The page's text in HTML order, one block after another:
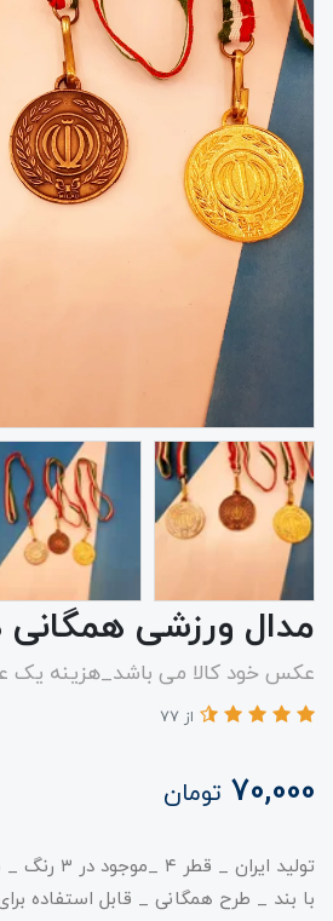
مدال ورزشی همگانی
عکس خود کالا می باشد_هزینه یک
از 77
70,000 تومان
​​​​تولید ایران
با بند _ طرح همگانی _ قابل استفاده